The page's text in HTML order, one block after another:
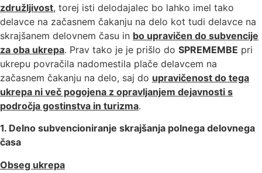
združljivost, torej isti delodajalec bo lahko imel tako
delavce na začasnem čakanju na delo kot tudi delavce na
skrajšanem delovnem času in bo upravičen do subvencije
za oba ukrepa. Prav tako je je prišlo do SPREMEMBE pri
ukrepu povračila nadomestila plače delavcem na
začasnem čakanju na delo, saj do upravičenost do tega
ukrepa ni več pogojena z opravljanjem dejavnosti s
področja gostinstva in turizma.
1. Delno subvencioniranje skrajšanja polnega delovnega
časa
Obseg ukrepa